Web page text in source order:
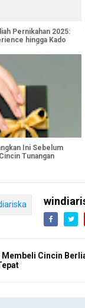
Pernikahan 2025:
hingga Kado
Mewah
Ini Sebelum
Tunangan
Membeli Cincin